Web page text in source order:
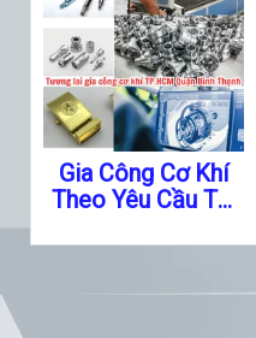
Gia Công Cơ Khí
Theo Yêu Cầu Tại
TPHCM.